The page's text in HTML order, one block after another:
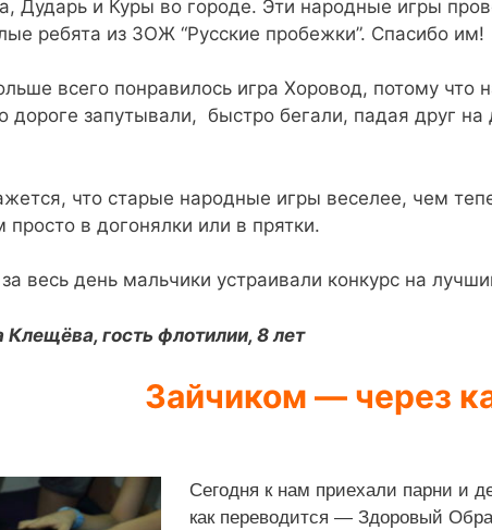
Дударь и Куры во городе. Эти народные игры
ребята из ЗОЖ “Русские пробежки”. Спасибо им!
всего понравилось игра Хоровод, потому что
дороге запутывали, быстро бегали, падая друг на
что старые народные игры веселее, чем
просто в догонялки или в прятки.
весь день мальчики устраивали конкурс на
Клещёва, гость флотилии, 8 лет
Зайчиком — через
Сегодня к нам приехали парни
как переводится — Здоровый